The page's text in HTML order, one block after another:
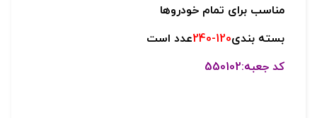
مناسب برای تمام خودروها
بسته بندی120-240
عدد است
کد جعبه:550102